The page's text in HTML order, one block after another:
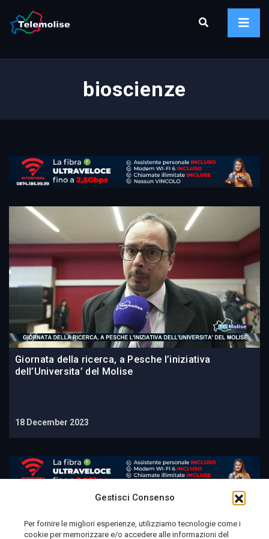
Gestisci Consenso
Per fornire le migliori esperienze, utilizziamo tecnologie come i
cookie per memorizzare e/o accedere alle informazioni del
bioscienze
Giornata della ricerca, a Pesche l’iniziativa
dell’Universita’ del Molise
18 December 2023